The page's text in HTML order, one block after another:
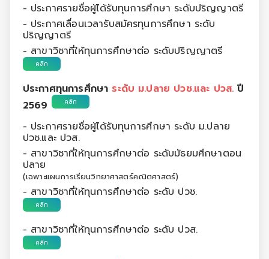
- ประกาศรายชื่อผู้ได้รับทุนการศึกษา ระดับปริญญาตรี
- ประกาศเลื่อนเวลารับสมัครทุนการศึกษา ระดับ
ปริญญาตรี
- สาขาวิชาที่ให้ทุนการศึกษาต่อ ระดับปริญญาตรี
คลิก
ประกาศทุนการศึกษา ระดับ ม.ปลาย ปวช.และ ปวส. ปี
2569
คลิก
- ประกาศรายชื่อผู้ได้รับทุนการศึกษา ระดับ ม.ปลาย
ปวช.และ ปวส.
- สาขาวิชาที่ให้ทุนการศึกษาต่อ ระดับมัธยมศึกษาตอน
ปลาย
(เฉพาะแผนการเรียนวิทยาศาสตร์คณิตศาสตร์)
- สาขาวิชาที่ให้ทุนการศึกษาต่อ ระดับ ปวช.
คลิก
- สาขาวิชาที่ให้ทุนการศึกษาต่อ ระดับ ปวส.
คลิก